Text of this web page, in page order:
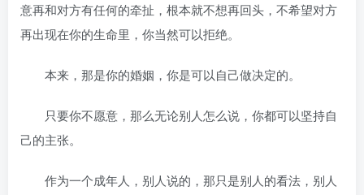
意再和对方有任何的牵扯，根本就不想再回头，不希望对方
再出现在你的生命里，你当然可以拒绝。
本来，那是你的婚姻，你是可以自己做决定的。
只要你不愿意，那么无论别人怎么说，你都可以坚持自
己的主张。
作为一个成年人，别人说的，那只是别人的看法，别人